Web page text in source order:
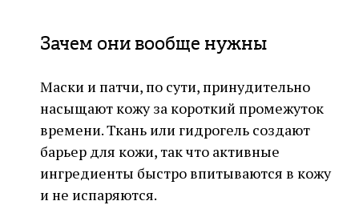
Зачем они вообще нужны
Маски и патчи, по сути, принудительно
насыщают кожу за короткий промежуток
времени. Ткань или гидрогель создают
барьер для кожи, так что активные
ингредиенты быстро впитываются в кожу
и не испаряются.